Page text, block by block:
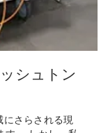
シュトン
さらされる現